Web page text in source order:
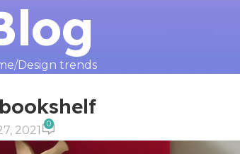
Design trends
2021 0